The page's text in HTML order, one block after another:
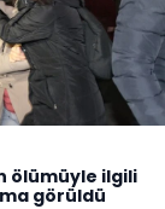
ölümüyle ilgili
görüldü